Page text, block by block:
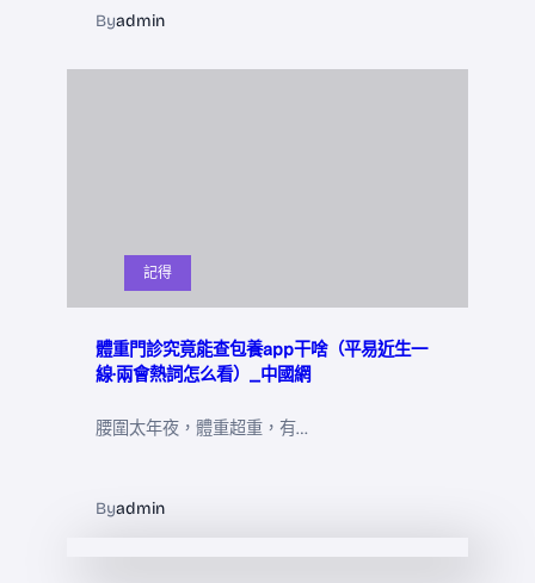
Byadmin
記得
體重門診究竟能查包養app干啥（平易近生一
線·兩會熱詞怎么看）_中國網
腰圍太年夜，體重超重，有…
Byadmin